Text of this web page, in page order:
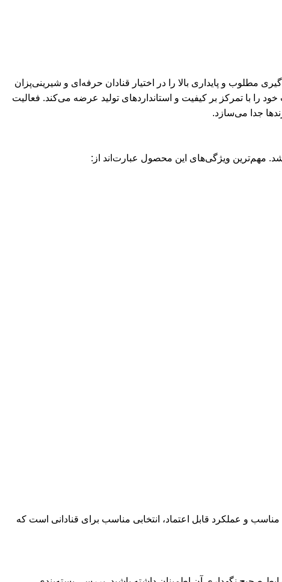
مطلوب و پایداری بالا را در اختیار قنادان حرفه‌ای و شیرینی‌پزان
را با تمرکز بر کیفیت و استانداردهای تولید عرضه می‌کند. فعالیت
جدا می‌سازد.
مهم‌ترین ویژگی‌های این محصول عبارت‌اند از:
و عملکرد قابل اعتماد، انتخابی مناسب برای قنادانی است که